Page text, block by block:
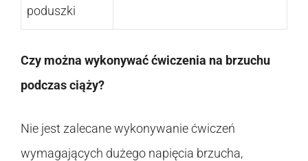
poduszki
Czy można wykonywać ćwiczenia na brzuchu
podczas ciąży?
Nie jest zalecane wykonywanie ćwiczeń
wymagających dużego napięcia brzucha,